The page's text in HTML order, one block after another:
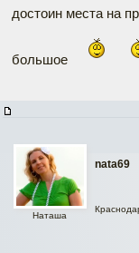
достоин места на
большое
nata69
Наташа